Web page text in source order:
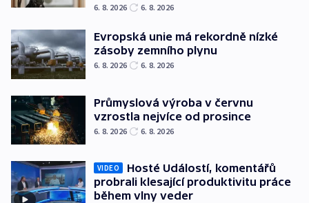
6. 8. 2026 6. 8. 2026
Evropská unie má rekordně nízké
zásoby zemního plynu
6. 8. 2026 6. 8. 2026
Průmyslová výroba v červnu
vzrostla nejvíce od prosince
6. 8. 2026 6. 8. 2026
VIDEO
Hosté Událostí, komentářů
probrali klesající produktivitu práce
během vlny veder